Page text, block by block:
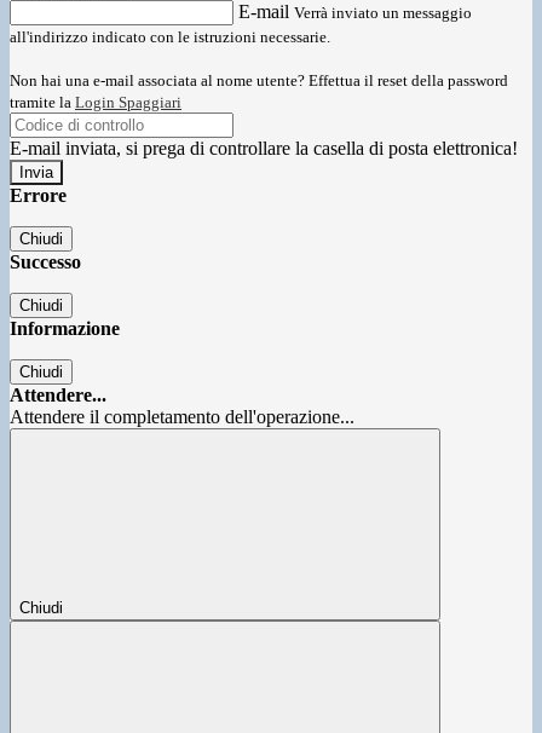
E-mail Verrà inviato un messaggio
all'indirizzo indicato con le istruzioni necessarie.
Non hai una e-mail associata al nome utente? Effettua il reset della password
tramite la Login Spaggiari
E-mail inviata, si prega di controllare la casella di posta elettronica!
Errore
Chiudi
Successo
Chiudi
Informazione
Chiudi
Attendere...
Attendere il completamento dell'operazione...
Chiudi